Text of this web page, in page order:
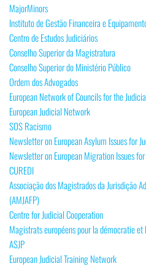
MajorMinors
Instituto de Gestão Financeira e
Centro de Estudos Judiciários
Conselho Superior da Magistratura
Conselho Superior do Ministério Público
Ordem dos Advogados
European Network of Councils for the
European Judicial Network
SOS Racismo
Newsletter on European Asylum Issues for
Newsletter on European Migration Issues
CUREDI
Associação dos Magistrados da Jurisdição
(AMJAFP)
Centre for Judicial Cooperation
Magistrats européens pour la démocratie et
ASJP
European Judicial Training Network